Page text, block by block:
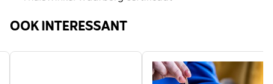
OOK INTERESSANT